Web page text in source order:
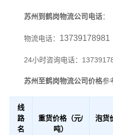
苏州到鹤岗物流公司电话：
物流电话： 13739178981
24小时咨询电话：
苏州至鹤岗物流公司价格参
线
路
名
重货价格（元/
吨）
泡货